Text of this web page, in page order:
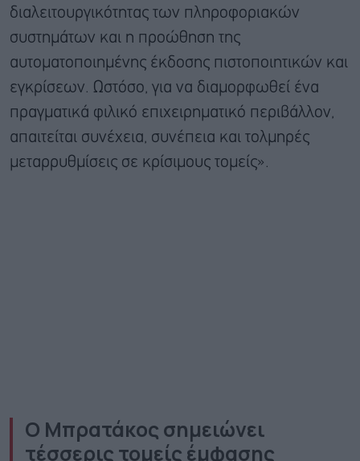
διαλειτουργικότητας των πληροφοριακών
συστημάτων και η προώθηση της
αυτοματοποιημένης έκδοσης πιστοποιητικών και
εγκρίσεων. Ωστόσο, για να διαμορφωθεί ένα
πραγματικά φιλικό επιχειρηματικό περιβάλλον,
απαιτείται συνέχεια, συνέπεια και τολμηρές
μεταρρυθμίσεις σε κρίσιμους τομείς».
Ο Μπρατάκος σημειώνει
τέσσερις τομείς έμφασης